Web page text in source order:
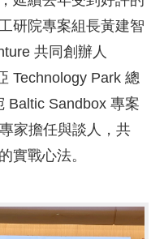
研院專案組長黃建智
共同創辦人
Technology Park 總
Baltic Sandbox 專案
家擔任與談人，共
實戰心法。